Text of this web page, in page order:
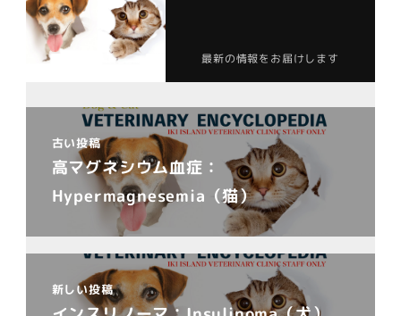
最新の情報をお届けします
古い投稿
高マグネシウム血症：
Hypermagnesemia（猫）
新しい投稿